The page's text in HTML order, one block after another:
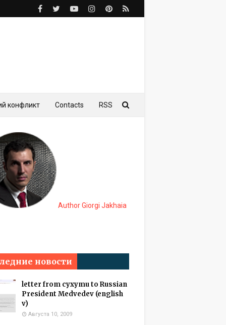
конфликт Contacts RSS
Author Giorgi Jakhaia
новости
letter from cyxymu to Russian
President Medvedev (english
v)
Августа 10, 2009